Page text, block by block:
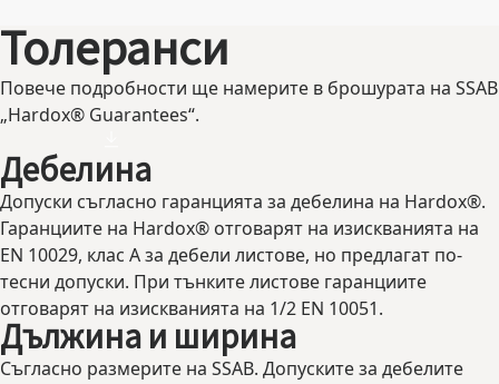
Толеранси
Повече подробности ще намерите в брошурата на SSAB
„Hardox® Guarantees“.
Дебелина
Допуски съгласно гаранцията за дебелина на Hardox®.
Гаранциите на Hardox® отговарят на изискванията на
EN 10029, клас A за дебели листове, но предлагат по-
тесни допуски. При тънките листове гаранциите
отговарят на изискванията на 1/2 EN 10051.
Дължина и ширина
Съгласно размерите на SSAB. Допуските за дебелите